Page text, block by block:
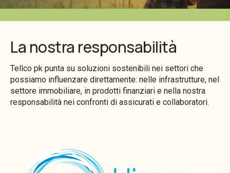
La nostra responsabilità
Tellco pk punta su soluzioni sostenibili nei settori che
possiamo influenzare direttamente: nelle infrastrutture, nel
settore immobiliare, in prodotti finanziari e nella nostra
responsabilità nei confronti di assicurati e collaboratori.